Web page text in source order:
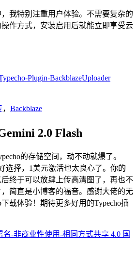
我特别注重用户体验。不需要复杂的
作方式，安装启用后就能立即享受云
Plugin-BackblazeUploader
， Backblaze
2.0 Flash
的存储空间，动不动就爆了。
选择，1美元激活也太良心了。你的
终于可以放肆上传高清图了，再也不
简直是小博客的福音。感谢大佬的无
载体验！期待更多好用的Typecho插
名-非商业性使用-相同方式共享 4.0 国